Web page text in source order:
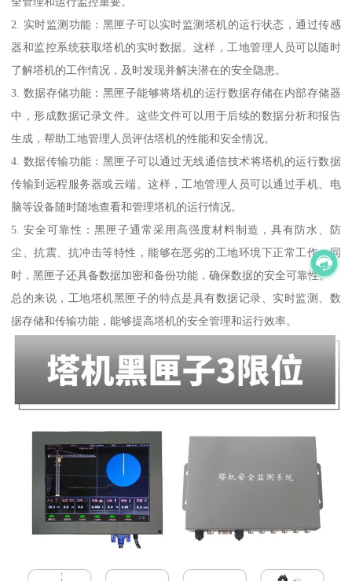
2. 实时监测功能：黑匣子可以实时监测塔机的运行状态，通过传感
器和监控系统获取塔机的实时数据。这样，工地管理人员可以随时
了解塔机的工作情况，及时发现并解决潜在的安全隐患。
3. 数据存储功能：黑匣子能够将塔机的运行数据存储在内部存储器
中，形成数据记录文件。这些文件可以用于后续的数据分析和报告
生成，帮助工地管理人员评估塔机的性能和安全情况。
4. 数据传输功能：黑匣子可以通过无线通信技术将塔机的运行数据
传输到远程服务器或云端。这样，工地管理人员可以通过手机、电
脑等设备随时随地查看和管理塔机的运行情况。
5. 安全可靠性：黑匣子通常采用高强度材料制造，具有防水、防
尘、抗震、抗冲击等特性，能够在恶劣的工地环境下正常工作。同
时，黑匣子还具备数据加密和备份功能，确保数据的安全可靠性。
总的来说，工地塔机黑匣子的特点是具有数据记录、实时监测、数
据存储和传输功能，能够提高塔机的安全管理和运行效率。